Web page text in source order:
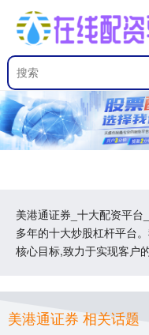
美港通证券_十大配资平
多年的十大炒股杠杆平台
核心目标,致力于实现客户
美港通证券 相关话题